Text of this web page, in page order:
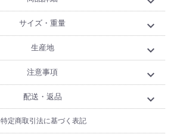
サイズ・重量 expand_more
生産地 expand_more
注意事項 expand_more
配送・返品 expand_more
特定商取引法に基づく表記